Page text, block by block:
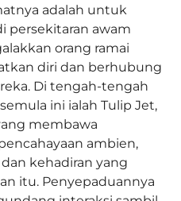
adalah untuk
persekitaran awam
orang ramai
diri dan berhubung
Di tengah-tengah
ini ialah Tulip Jet,
membawa
ambien,
kehadiran yang
itu. Penyepaduannya